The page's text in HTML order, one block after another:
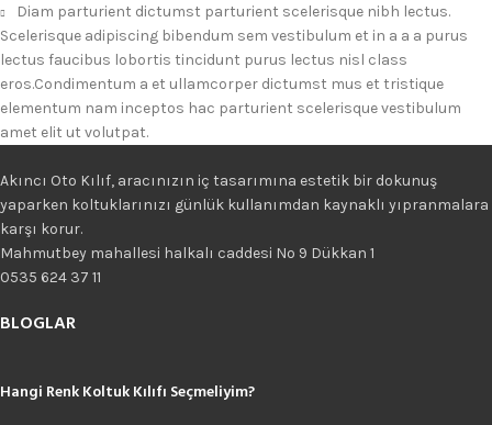
Diam parturient dictumst parturient scelerisque nibh lectus.
Scelerisque adipiscing bibendum sem vestibulum et in a a a purus
lectus faucibus lobortis tincidunt purus lectus nisl class
eros.Condimentum a et ullamcorper dictumst mus et tristique
elementum nam inceptos hac parturient scelerisque vestibulum
amet elit ut volutpat.
Akıncı Oto Kılıf, aracınızın iç tasarımına estetik bir dokunuş
yaparken koltuklarınızı günlük kullanımdan kaynaklı yıpranmalara
karşı korur.
Mahmutbey mahallesi halkalı caddesi No 9 Dükkan 1
0535 624 37 11
BLOGLAR
Hangi Renk Koltuk Kılıfı Seçmeliyim?